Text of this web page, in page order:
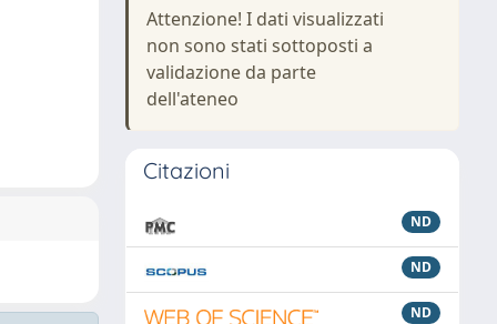
Attenzione! I dati visualizzati
non sono stati sottoposti a
validazione da parte
dell'ateneo
Citazioni
ND
ND
ND